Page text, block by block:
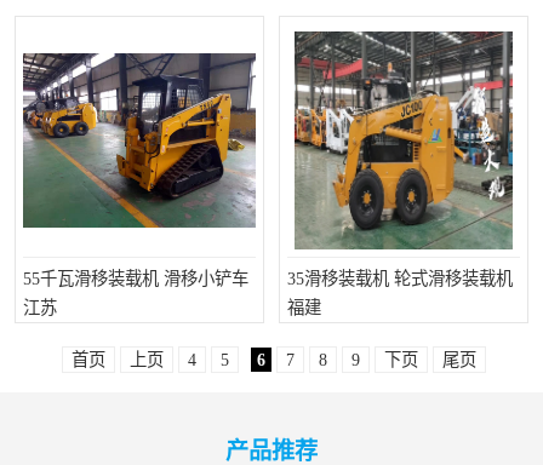
55千瓦滑移装载机 滑移小铲车
江苏
35滑移装载机 轮式滑移装载机
福建
首页 上页 4 5 6 7 8 9 下页 尾页
产品推荐